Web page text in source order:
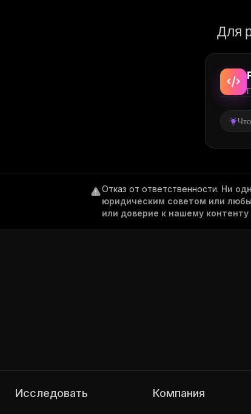
Для
Отказ от ответственности. Ни
юридическим советом или
или доверие к нашему
Исследовать Компания